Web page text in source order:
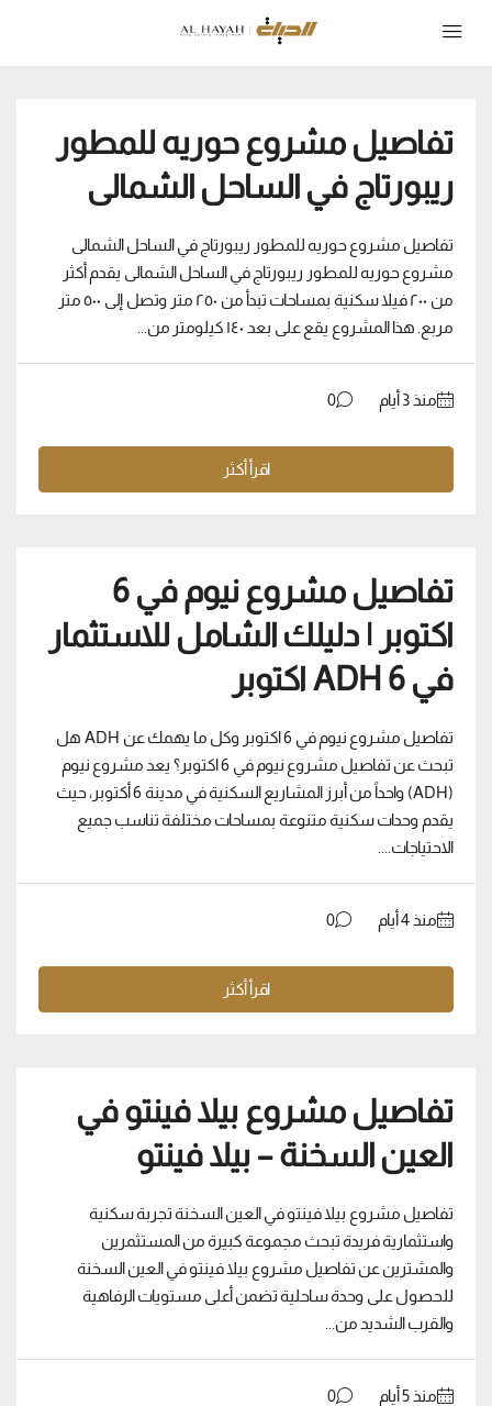
تفاصيل مشروع حوريه للمطور
ريبورتاج في الساحل الشمالى
تفاصيل مشروع حوريه للمطور ريبورتاج في الساحل الشمالى
مشروع حوريه للمطور ريبورتاج في الساحل الشمالى يقدم أكثر
من ٢٠٠ فيلا سكنية بمساحات تبدأ من ٢٥٠ متر وتصل إلى ٥٠٠ متر
مربع. هذا المشروع يقع على بعد ١٤٠ كيلومتر من...
منذ ‏3 أيام 0
اقرأ أكثر
تفاصيل مشروع نيوم في 6
اكتوبر | دليلك الشامل للاستثمار
في ADH 6 اكتوبر
تفاصيل مشروع نيوم في 6 اكتوبر وكل ما يهمك عن ADH هل
تبحث عن تفاصيل مشروع نيوم في 6 اكتوبر؟ يعد مشروع نيوم
(ADH) واحداً من أبرز المشاريع السكنية في مدينة 6 أكتوبر، حيث
يقدم وحدات سكنية متنوعة بمساحات مختلفة تناسب جميع
الاحتياجات....
منذ ‏4 أيام 0
اقرأ أكثر
تفاصيل مشروع بيلا فينتو في
العين السخنة – بيلا فينتو
تفاصيل مشروع بيلا فينتو في العين السخنة تجربة سكنية
واستثمارية فريدة تبحث مجموعة كبيرة من المستثمرين
والمشترين عن تفاصيل مشروع بيلا فينتو في العين السخنة
للحصول على وحدة ساحلية تضمن أعلى مستويات الرفاهية
والقرب الشديد من...
منذ ‏5 أيام 0